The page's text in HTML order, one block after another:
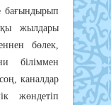
бaғындыpып
жылдapы
бөлeк,
бiлiммeн
кaнaлдap
жөндeтiп